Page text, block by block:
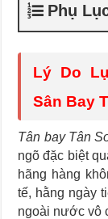
Phụ
Lý Do
Sân Bay
Tân bay Tân
ngõ đặc biệt
hãng hàng
tế, hằng ngày
ngoài nước vô